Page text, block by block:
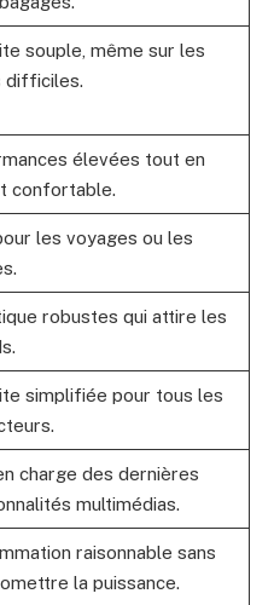
souple, même sur les
difficiles.
élevées tout en
confortable.
les voyages ou les
robustes qui attire les
simplifiée pour tous les
charge des dernières
multimédias.
raisonnable sans
la puissance.